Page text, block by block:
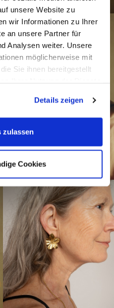
unsere Website zu
wir Informationen zu Ihrer
an unsere Partner für
Analysen weiter. Unsere
möglicherweise mit
Sie ihnen bereitgestellt
Details zeigen
zulassen
Cookies